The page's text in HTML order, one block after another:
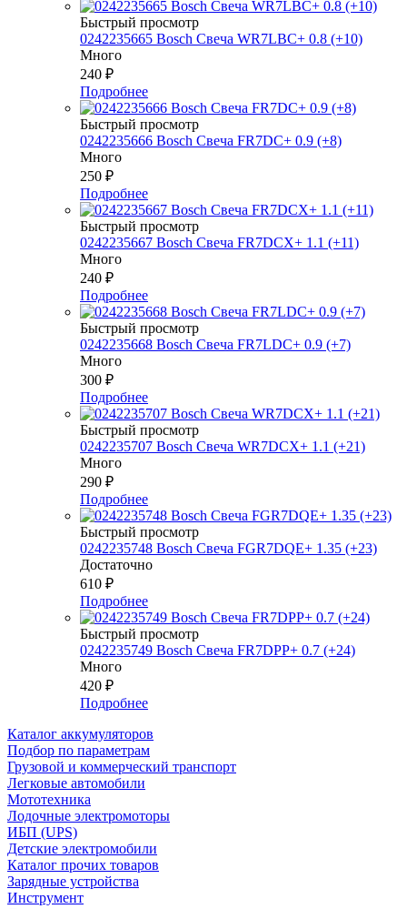
Быстрый просмотр
0242235665 Bosch Свеча WR7LBC+ 0.8 (+10)
Много
240 ₽
Подробнее
Быстрый просмотр
0242235666 Bosch Свеча FR7DC+ 0.9 (+8)
Много
250 ₽
Подробнее
Быстрый просмотр
0242235667 Bosch Свеча FR7DCX+ 1.1 (+11)
Много
240 ₽
Подробнее
Быстрый просмотр
0242235668 Bosch Свеча FR7LDC+ 0.9 (+7)
Много
300 ₽
Подробнее
Быстрый просмотр
0242235707 Bosch Свеча WR7DCX+ 1.1 (+21)
Много
290 ₽
Подробнее
Быстрый просмотр
0242235748 Bosch Свеча FGR7DQE+ 1.35 (+23)
Достаточно
610 ₽
Подробнее
Быстрый просмотр
0242235749 Bosch Свеча FR7DPP+ 0.7 (+24)
Много
420 ₽
Подробнее
Каталог аккумуляторов
Подбор по параметрам
Грузовой и коммерческий транспорт
Легковые автомобили
Мототехника
Лодочные электромоторы
ИБП (UPS)
Детские электромобили
Каталог прочих товаров
Зарядные устройства
Инструмент